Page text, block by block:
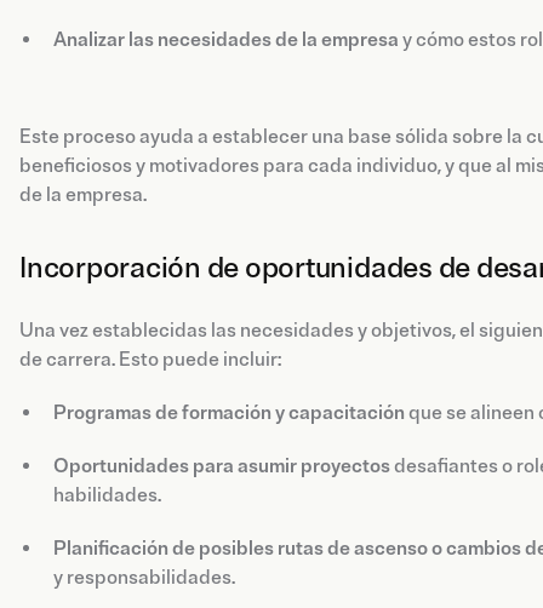
Analizar las necesidades de la empresa y cómo estos
Este proceso ayuda a establecer una base sólida sobre la
beneficiosos y motivadores para cada individuo, y que al
de la empresa.
Incorporación de oportunidades de
Una vez establecidas las necesidades y objetivos, el
de carrera. Esto puede incluir:
Programas de formación y capacitación que se alineen
Oportunidades para asumir proyectosdesafiantes o
habilidades.
Planificación de posibles rutas de ascenso o cambios
y responsabilidades.